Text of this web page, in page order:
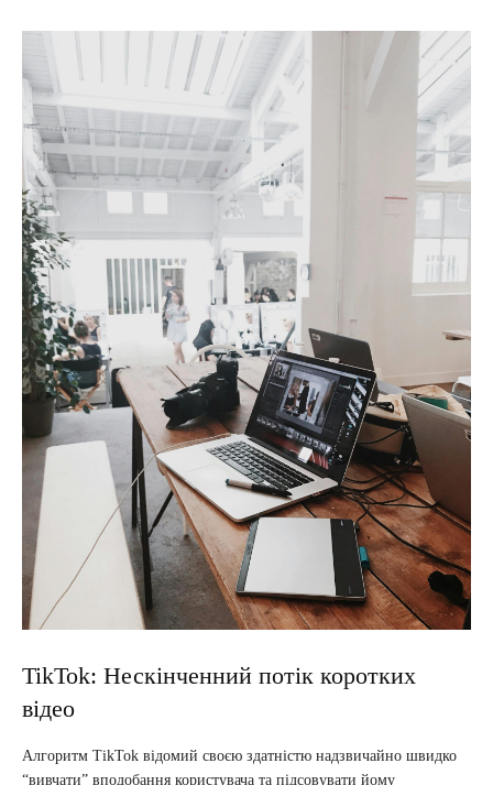
TikTok: Нескінченний потік коротких
відео
Алгоритм TikTok відомий своєю здатністю надзвичайно швидко
“вивчати” вподобання користувача та підсовувати йому